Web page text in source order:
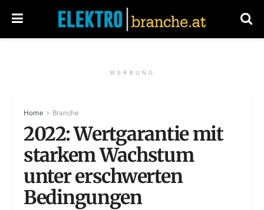
WERBUNG
Home Branche
2022: Wertgarantie mit
starkem Wachstum
unter erschwerten
Bedingungen